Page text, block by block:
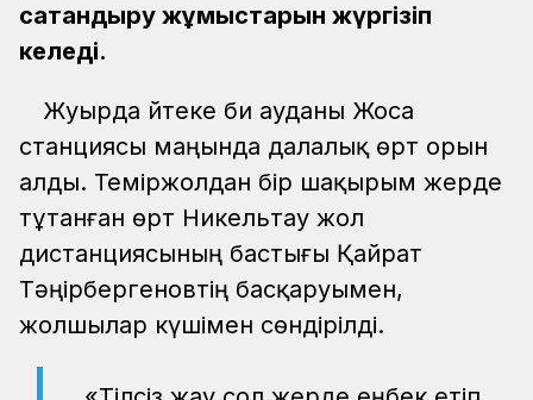
сақтандыру жұмыстарын жүргізіп
келеді.
Жуырда Әйтеке би ауданы Жоса
станциясы маңында далалық өрт орын
алды. Теміржолдан бір шақырым жерде
тұтанған өрт Никельтау жол
дистанциясының бастығы Қайрат
Тәңірбергеновтің басқаруымен,
жолшылар күшімен сөндірілді.